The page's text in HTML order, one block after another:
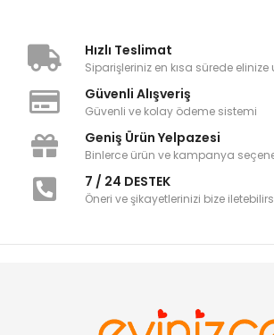
Hızlı Teslimat
Siparişleriniz en kısa sürede elinize
Güvenli Alışveriş
Güvenli ve kolay ödeme sistemi
Geniş Ürün Yelpazesi
Binlerce ürün ve kampanya
7 / 24 DESTEK
Öneri ve şikayetlerinizi bize